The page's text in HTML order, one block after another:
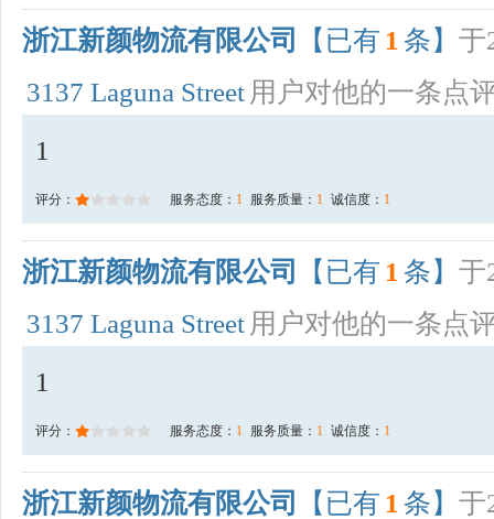
浙江新颜物流有限公司 【已有 1 条】 于
3137 Laguna Street 用户对他的一条点
1
评分： 服务态度： 1 服务质量： 1 诚信度： 1
浙江新颜物流有限公司 【已有 1 条】 于
3137 Laguna Street 用户对他的一条点
1
评分： 服务态度： 1 服务质量： 1 诚信度： 1
浙江新颜物流有限公司 【已有 1 条】 于